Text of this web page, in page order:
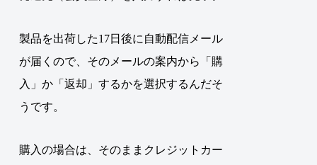
製品を出荷した17日後に自動配信メール
が届くので、そのメールの案内から「購
入」か「返却」するかを選択するんだそ
うです。
購入の場合は、そのままクレジットカー